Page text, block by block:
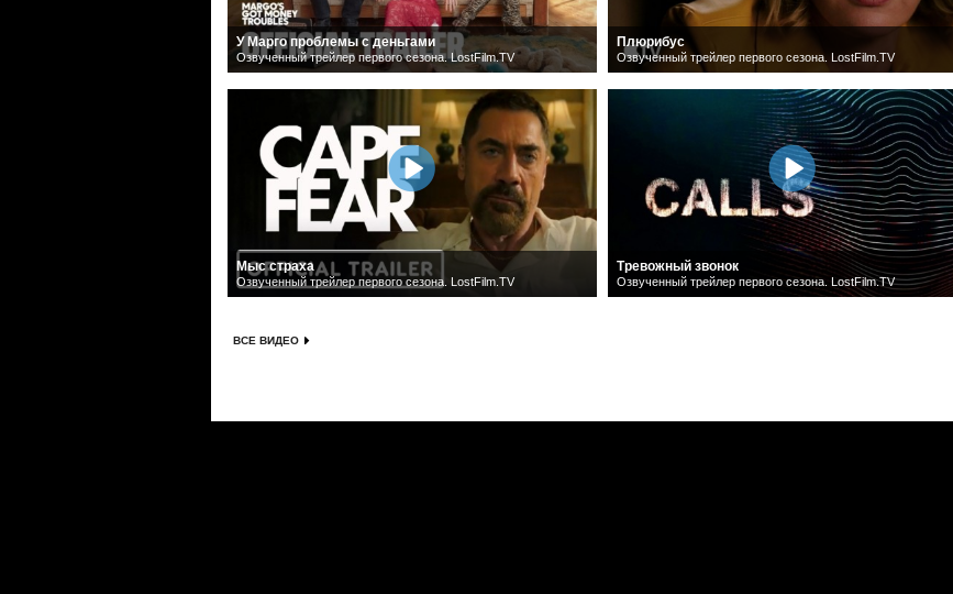
У Марго проблемы с деньгами
Озвученный трейлер первого сезона. LostFilm.TV
Мыс страха
Озвученный трейлер первого сезона. LostFilm.TV
Плюрибус
Озвученный трейлер первого сезона. LostFilm.TV
Тревожный звонок
Озвученный трейлер первого сезона. LostFilm.TV
ВСЕ ВИДЕО